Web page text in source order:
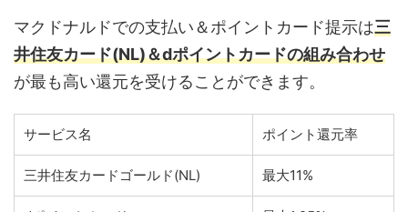
マクドナルドでの支払い＆ポイントカード提示は三
井住友カード(NL)＆dポイントカードの組み合わせ
が最も高い還元を受けることができます。
サービス名 ポイント還元率
三井住友カードゴールド(NL) 最大11%